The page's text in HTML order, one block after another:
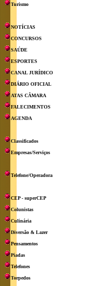
Turismo
NOTÍCIAS
CONCURSOS
SAÚDE
ESPORTES
CANAL JURÍDICO
DIÁRIO OFICIAL
ATAS CÂMARA
FALECIMENTOS
AGENDA
Classificados
Empresas/Serviços
Telefone/Operadora
CEP - superCEP
Colunistas
Culinária
Diversão & Lazer
Pensamentos
Piadas
Telefones
Torpedos